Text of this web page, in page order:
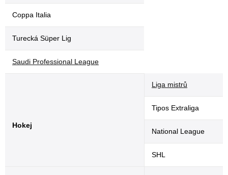
Coppa Italia
Turecká Süper Lig
Saudi Professional League
Hokej
Liga mistrů
Tipos Extraliga
National League
SHL